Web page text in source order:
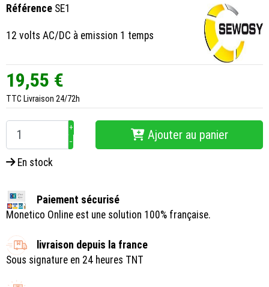
Référence SE1
12 volts AC/DC à emission 1 temps
19,55 €
TTC Livraison 24/72h
+
−
Ajouter au panier
En stock
Paiement sécurisé
Monetico Online est une solution 100% française.
livraison depuis la france
Sous signature en 24 heures TNT